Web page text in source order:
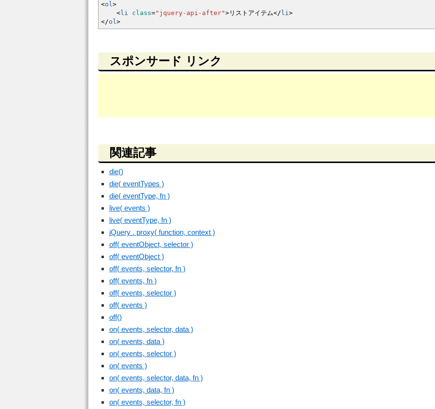
<ol>
<li class="jquery-api-after"> リストアイテム</ li>
</ol>
スポンサード リンク
関連記事
die()
die( eventTypes )
die( eventType, fn )
live( events )
live( eventType, fn )
jQuery . proxy( function, context )
off( eventObject, selector )
off( eventObject )
off( events, selector, fn )
off( events, fn )
off( events, selector )
off( events )
off()
on( events, selector, data )
on( events, data )
on( events, selector )
on( events )
on( events, selector, data, fn )
on( events, data, fn )
on( events, selector, fn )